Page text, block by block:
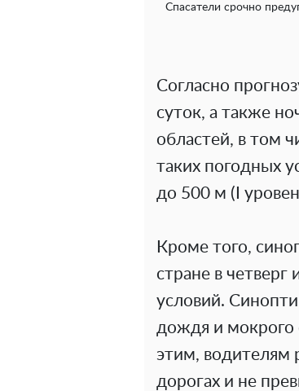
Спасатели срочно
Согласно
суток, а также
областей, в том
таких погодных
до 500 м (І
Кроме того,
стране в
условий.
дождя и мокрого
этим, водителям
дорогах и не